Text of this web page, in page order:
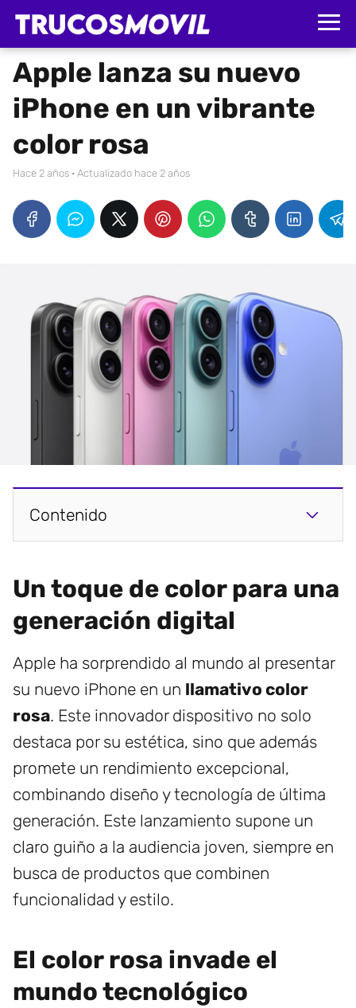
Apple lanza su nuevo
iPhone en un vibrante
color rosa
hace 2 años · Actualizado hace 2 años
Contenido
Un toque de color para una
generación digital
Apple ha sorprendido al mundo al presentar
su nuevo iPhone en un llamativo color
rosa. Este innovador dispositivo no solo
destaca por su estética, sino que además
promete un rendimiento excepcional,
combinando diseño y tecnología de última
generación. Este lanzamiento supone un
claro guiño a la audiencia joven, siempre en
busca de productos que combinen
funcionalidad y estilo.
El color rosa invade el
mundo tecnológico